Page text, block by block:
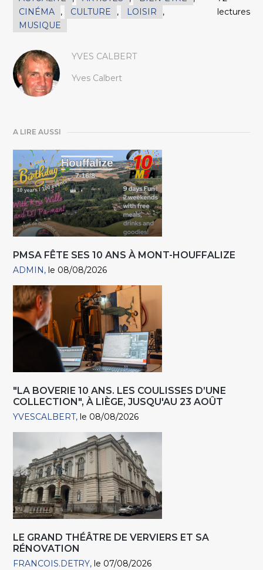
CINÉMA
, CULTURE , LOISIR
,
MUSIQUE
lectures
YVES CALBERT
Yves Calbert
A LIRE AUSSI
PMSA FÊTE SES 10 ANS À MONT-HOUFFALIZE
ADMIN le 08/08/2026
"LA BOVERIE 10 ANS. LES COULISSES D’UNE
COLLECTION", À LIÈGE, JUSQU'AU 23 AOÛT
YVESCALBERT le 08/08/2026
LE GRAND THÉÂTRE DE VERVIERS ET SA
RÉNOVATION
FRANCOIS.DETRY le 07/08/2026